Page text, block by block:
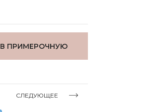
В ПРИМЕРОЧНУЮ
СЛЕДУЮЩЕЕ